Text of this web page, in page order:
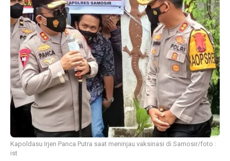
Kapoldasu Irjen Panca Putra saat meninjau vaksinasi di Samosir/foto :
ist